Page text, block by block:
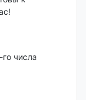
числа